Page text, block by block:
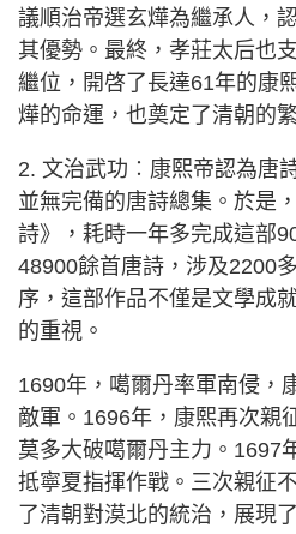
議順治帝選玄燁為繼承人，
其優勢。最終，孝莊太后也
繼位，開啓了長達61年的康
燁的命運，也奠定了清朝的
2. 文治武功︰康熙帝認為唐
並無完備的唐詩總集。於是
詩》，耗時一年多完成這部
48900餘首唐詩，涉及2200
序，這部作品不僅是文學成
的重視。
1690年，噶爾丹率軍南侵，
敵軍。1696年，康熙再次親
莫多大破噶爾丹主力。1697
抵寧夏指揮作戰。三次親征
了清朝對漠北的統治，展現